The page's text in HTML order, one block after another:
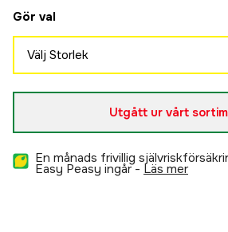
Gör val
Välj Storlek
795 kr
M
795 kr
Utgått ur vårt
En månads frivillig
Easy Peasy ingår - läs mer